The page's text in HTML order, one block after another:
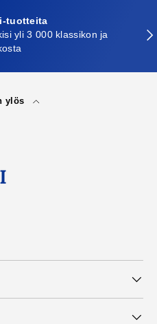
tuotteita
yli 3 000 klassikon ja
ylös